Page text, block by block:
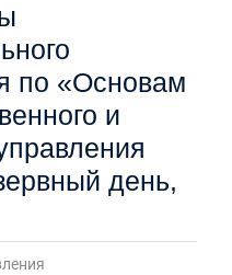
по «Основам
и
день,